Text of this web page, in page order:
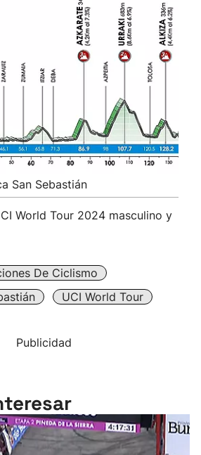
San Sebastián
World Tour 2024 masculino y
De Ciclismo
UCI World Tour
Publicidad